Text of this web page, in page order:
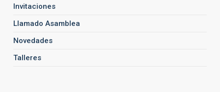
Invitaciones
Llamado Asamblea
Novedades
Talleres